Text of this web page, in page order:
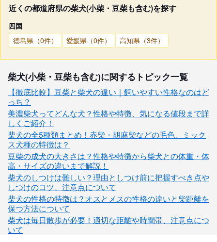
近くの都道府県の柴犬(小柴・豆柴も含む)を探す
四国
徳島県（0件）
愛媛県（0件） 高知県（3件）
柴犬(小柴・豆柴も含む)に関するトピック一覧
【徹底比較】豆柴と柴犬の違い｜飼いやすい性格なのはど
っち？
美濃柴犬ってどんな犬？性格や特徴、気になる値段まで詳
しくご紹介！
柴犬の全5種類まとめ！赤柴・胡麻柴などの毛色、ミック
ス犬種の特徴は？
豆柴の成犬の大きさは？性格や特徴から柴犬との体重・体
高・サイズの違いまで解説！
柴犬のしつけは難しい？理由としつけ前に把握すべき点や
しつけのコツ、注意点について
柴犬の性格の特徴は？オスとメスの性格の違いと柴距離を
保つ方法について
柴犬は毎日散歩が必要！適切な距離や時間帯、注意点につ
いて